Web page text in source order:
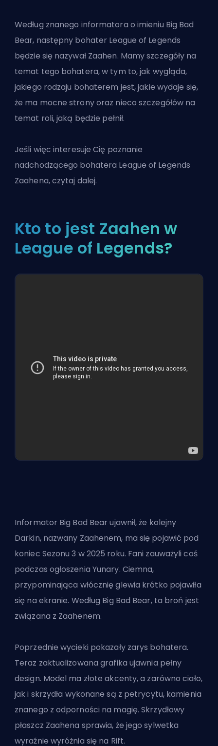
Według znanego informatora o imieniu Big Bad
Bear, następny bohater League of Legends
będzie się nazywał Zaahen. Mamy szczegóły na
temat tego bohatera, w tym to, jak wygląda,
jakiego rodzaju bohaterem jest, jakie wydaje się,
że ma mocne strony oraz nieco szczegółów na
temat roli, jaką będzie pełnił.
Jeśli więc interesuje Cię poznanie
nadchodzącego bohatera League of Legends
Zaahena, czytaj dalej.
Kto to jest Zaahen w
League of Legends?
Informator Big Bad Bear ujawnił, że kolejny
Darkin, nazwany Zaahenem, ma się pojawić pod
koniec Sezonu 3 w 2025 roku. Fani zauważyli coś
podczas ogłoszenia Yunary. Ciemna,
przypominająca włócznię glewia krótko pojawiła
się na ekranie. Według Big Bad Bear, ta broń jest
związana z Zaahenem.
Poprzednie wycieki pokazały zarys bohatera.
Teraz zaktualizowana grafika ujawnia pełny
design. Model ma złote akcenty, a zarówno ciało,
jak i skrzydła wykonane są z petrycytu, kamienia
znanego z odporności na magię. Skrzydłowy
płaszcz Zaahena sprawia, że jego sylwetka
wyraźnie wyróżnia się na Rift.